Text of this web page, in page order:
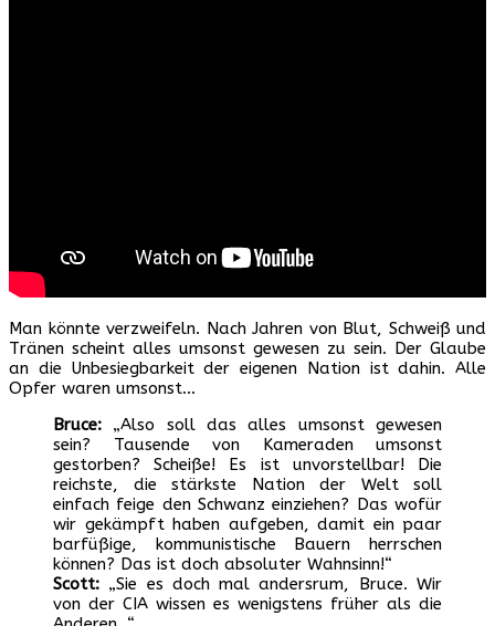
Man könnte verzweifeln. Nach Jahren von Blut, Schweiß und
Tränen scheint alles umsonst gewesen zu sein. Der Glaube
an die Unbesiegbarkeit der eigenen Nation ist dahin. Alle
Opfer waren umsonst…
Bruce: „Also soll das alles umsonst gewesen
sein? Tausende von Kameraden umsonst
gestorben? Scheiße! Es ist unvorstellbar! Die
reichste, die stärkste Nation der Welt soll
einfach feige den Schwanz einziehen? Das wofür
wir gekämpft haben aufgeben, damit ein paar
barfüßige, kommunistische Bauern herrschen
können? Das ist doch absoluter Wahnsinn!“
Scott: „Sie es doch mal andersrum, Bruce. Wir
von der CIA wissen es wenigstens früher als die